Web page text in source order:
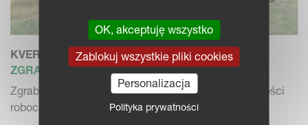
KVERNELAND 9442 T
ZGRABIARKA JEDNOKARUZELOWA
Zgrabiarka jednokaruzelowa CompactLine o szerokości
roboczej 4.2 m
OK, akceptuję wszystko
Zablokuj wszystkie pliki cookies
Personalizacja
Polityka prywatności